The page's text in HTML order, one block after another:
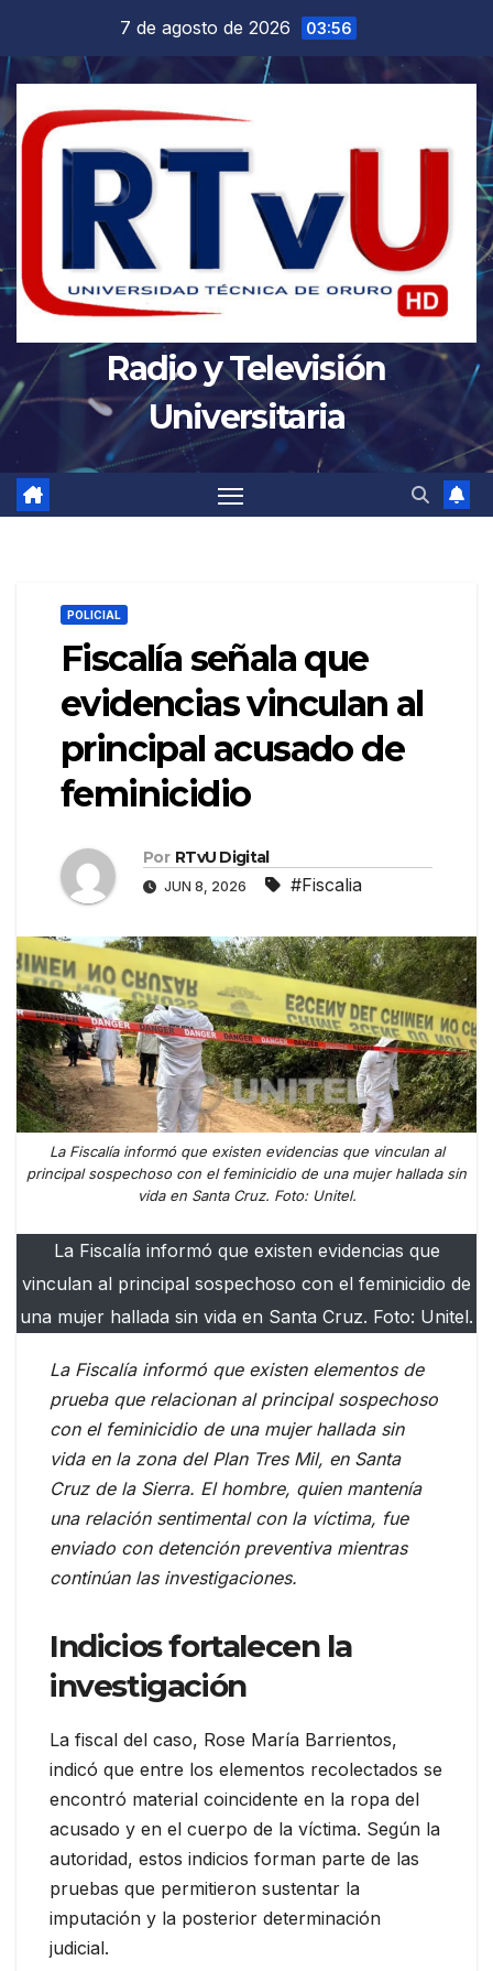
contenido
7 de agosto de 2026 03:56
Radio y Televisión
Universitaria
POLICIAL
Fiscalía señala que
evidencias vinculan al
principal acusado de
feminicidio
Por RTvU Digital
JUN 8, 2026 #Fiscalia
La Fiscalía informó que existen evidencias que vinculan al
principal sospechoso con el feminicidio de una mujer hallada sin
vida en Santa Cruz. Foto: Unitel.
La Fiscalía informó que existen evidencias que
vinculan al principal sospechoso con el feminicidio de
una mujer hallada sin vida en Santa Cruz. Foto: Unitel.
La Fiscalía informó que existen elementos de
prueba que relacionan al principal sospechoso
con el feminicidio de una mujer hallada sin
vida en la zona del Plan Tres Mil, en Santa
Cruz de la Sierra. El hombre, quien mantenía
una relación sentimental con la víctima, fue
enviado con detención preventiva mientras
continúan las investigaciones.
Indicios fortalecen la
investigación
La fiscal del caso, Rose María Barrientos,
indicó que entre los elementos recolectados se
encontró material coincidente en la ropa del
acusado y en el cuerpo de la víctima. Según la
autoridad, estos indicios forman parte de las
pruebas que permitieron sustentar la
imputación y la posterior determinación
judicial.